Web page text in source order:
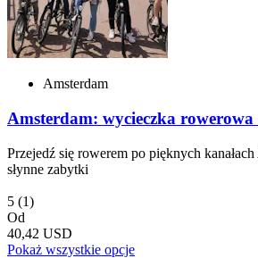
Amsterdam
Amsterdam: wycieczka
Przejedź się rowerem po pięknych
słynne zabytki
5 (1)
Od
40,42 USD
Pokaż wszystkie opcje